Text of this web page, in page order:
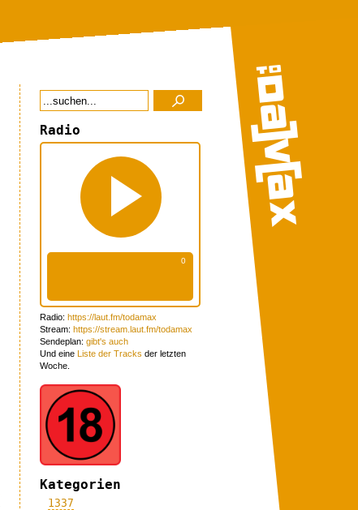
Radio
Radio: https://laut.fm/todamax
Stream: https://stream.laut.fm/todamax
Sendeplan: gibt's auch
Und eine Liste der Tracks der letzten
Woche.
Kategorien
1337